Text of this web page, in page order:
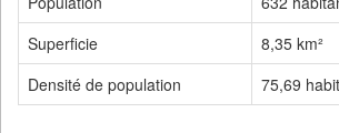
Superficie
8,35 km²
Densité de population
75,69